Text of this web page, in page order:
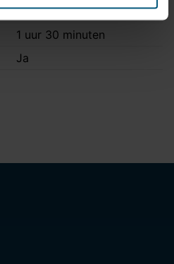
Nee
1 uur 30 minuten
Ja